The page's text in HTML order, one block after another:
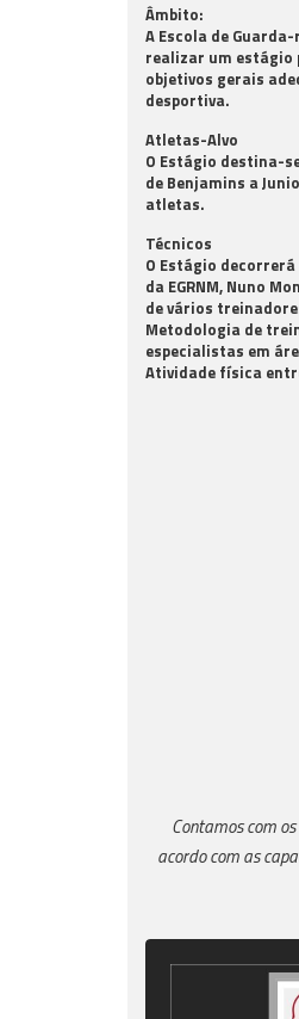
Âmbito:
A Escola de
realizar um estágio
objetivos gerais
desportiva.
Atletas-Alvo
O Estágio destina-
de Benjamins a
atletas.
Técnicos
O Estágio
da EGRNM, Nuno
de vários
Metodologia de
especialistas em
Atividade física
Contamos com
acordo com as